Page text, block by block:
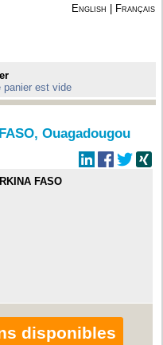
English Français
panier est vide
Ouagadougou
FASO
disponibles